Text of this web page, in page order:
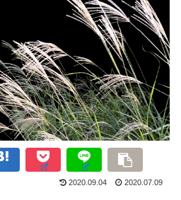
2020.09.04 2020.07.09